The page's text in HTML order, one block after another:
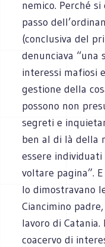
nemico. Perché
passo
(conclusiva del
denunciava “una
interessi mafiosi
gestione della
possono non
segreti e
ben al di là della
essere
voltare pagina”.
lo dimostravano
Ciancimino
lavoro di
coacervo di